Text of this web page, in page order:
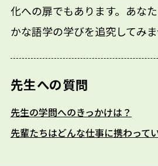
化への扉でもあります。あな
かな語学の学びを追究してみま
先生への質問
先生の学問へのきっかけは？
先輩たちはどんな仕事に携わって